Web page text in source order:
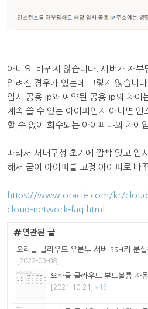
아니요. 바뀌지 않습니다. 서버가 재
알려진 경우가 있는데 그렇지 않습니다.
임시 공용 ip와 예약된 공용 ip의 차이
계속 쓸 수 있는 아이피인지 아니면 인
할 수 없이 회수되는 아이피냐의 차이
따라서 서버구성 초기에 깜빡 잊고 임
해서 굳이 아이피를 고정 아이피로 바
https://www.oracle.com/kr/
cloud-network-faq.html
연관된 글
오라클 클라우드 우분투 서버 SSH키 분실
[2022-03-08]
오라클 클라우드 부트볼륨 자
[2021-10-21] *15